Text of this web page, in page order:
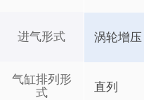
进气形式
气缸排列形
式
涡轮增压
直列